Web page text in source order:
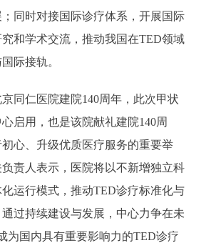
同时对接国际诊疗体系，开展国际
和学术交流，推动我国在TED领域
际接轨。
仁医院建院140周年，此次甲状
启用，也是该院献礼建院140周
心、升级优质医疗服务的重要举
责人表示，医院将以不新增独立科
运行模式，推动TED诊疗标准化与
过持续建设与发展，中心力争在未
为国内具有重要影响力的TED诊疗